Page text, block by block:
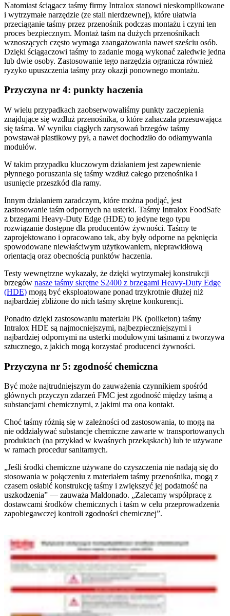
Natomiast ściągacz taśmy firmy Intralox stanowi nieskomplikowane
i wytrzymałe narzędzie (ze stali nierdzewnej), które ułatwia
przeciąganie taśmy przez przenośnik podczas montażu i czyni ten
proces bezpiecznym. Montaż taśm na dużych przenośnikach
wznoszących często wymaga zaangażowania nawet sześciu osób.
Dzięki ściągaczowi taśmy to zadanie mogą wykonać zaledwie jedna
lub dwie osoby. Zastosowanie tego narzędzia ogranicza również
ryzyko upuszczenia taśmy przy okazji ponownego montażu.
Przyczyna nr 4: punkty haczenia
W wielu przypadkach zaobserwowaliśmy punkty zaczepienia
znajdujące się wzdłuż przenośnika, o które zahaczała przesuwająca
się taśma. W wyniku ciągłych zarysowań brzegów taśmy
powstawał plastikowy pył, a nawet dochodziło do odłamywania
modułów.
W takim przypadku kluczowym działaniem jest zapewnienie
płynnego poruszania się taśmy wzdłuż całego przenośnika i
usunięcie przeszkód dla ramy.
Innym działaniem zaradczym, które można podjąć, jest
zastosowanie taśm odpornych na usterki. Taśmy Intralox FoodSafe
z brzegami Heavy-Duty Edge (HDE) to jedyne tego typu
rozwiązanie dostępne dla producentów żywności. Taśmy te
zaprojektowano i opracowano tak, aby były odporne na pęknięcia
spowodowane niewłaściwym użytkowaniem, nieprawidłową
orientacją oraz obecnością punktów haczenia.
Testy wewnętrzne wykazały, że dzięki wytrzymałej konstrukcji
brzegów nasze taśmy skrętne S2400 z brzegami Heavy-Duty Edge
(HDE) mogą być eksploatowane ponad trzykrotnie dłużej niż
najbardziej zbliżone do nich taśmy skrętne konkurencji.
Ponadto dzięki zastosowaniu materiału PK (poliketon) taśmy
Intralox HDE są najmocniejszymi, najbezpieczniejszymi i
najbardziej odpornymi na usterki modułowymi taśmami z tworzywa
sztucznego, z jakich mogą korzystać producenci żywności.
Przyczyna nr 5: zgodność chemiczna
Być może najtrudniejszym do zauważenia czynnikiem spośród
głównych przyczyn zdarzeń FMC jest zgodność między taśmą a
substancjami chemicznymi, z jakimi ma ona kontakt.
Choć taśmy różnią się w zależności od zastosowania, to mogą na
nie oddziaływać substancje chemiczne zawarte w transportowanych
produktach (na przykład w kwaśnych przekąskach) lub te używane
w ramach procedur sanitarnych.
„Jeśli środki chemiczne używane do czyszczenia nie nadają się do
stosowania w połączeniu z materiałem taśmy przenośnika, mogą z
czasem osłabić konstrukcję taśmy i zwiększyć jej podatność na
uszkodzenia” — zauważa Maldonado. „Zalecamy współpracę z
dostawcami środków chemicznych i taśm w celu przeprowadzenia
zapobiegawczej kontroli zgodności chemicznej”.